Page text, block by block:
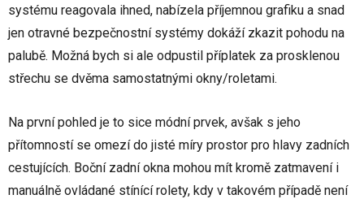
systému reagovala ihned, nabízela příjemnou grafiku a snad
jen otravné bezpečnostní systémy dokáží zkazit pohodu na
palubě. Možná bych si ale odpustil příplatek za prosklenou
střechu se dvěma samostatnými okny/roletami.
Na první pohled je to sice módní prvek, avšak s jeho
přítomností se omezí do jisté míry prostor pro hlavy zadních
cestujících. Boční zadní okna mohou mít kromě zatmavení i
manuálně ovládané stínící rolety, kdy v takovém případě není